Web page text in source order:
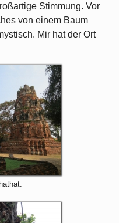
Stimmung. Vor
von einem Baum
Mir hat der Ort